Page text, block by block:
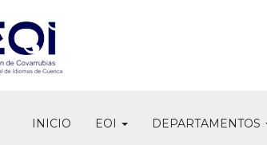
INICIO EOI DEPARTAMENTOS